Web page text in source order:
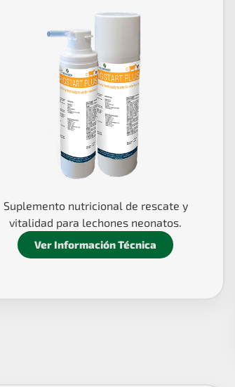
Suplemento nutricional de rescate y
vitalidad para lechones neonatos.
Ver Información Técnica